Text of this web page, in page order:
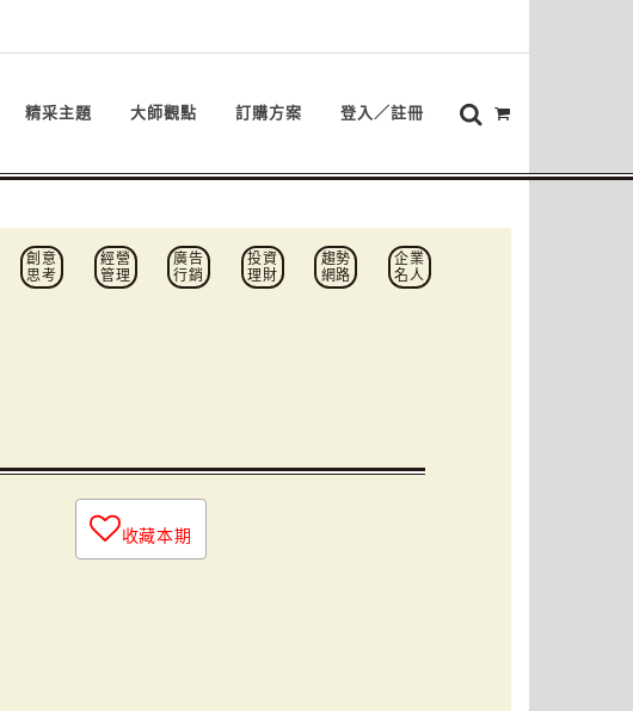
精采主題 大師觀點 訂購方案 登入／註冊
創意
思考
經營
管理
廣告
行銷
投資
理財
趨勢
網路
企業
名人
收藏本期